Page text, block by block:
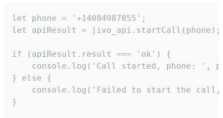
let phone = '+14084987855';
let apiResult = jivo_api.startCall(phone);
if (apiResult.result === 'ok') {
console.log('Call started, phone: ',
} else {
console.log('Failed to start the
}